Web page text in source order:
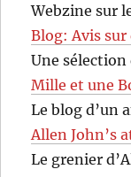
Webzine sur
Blog: Avis
Une
Mille et une
Le blog d’un
Allen John’s
Le grenier